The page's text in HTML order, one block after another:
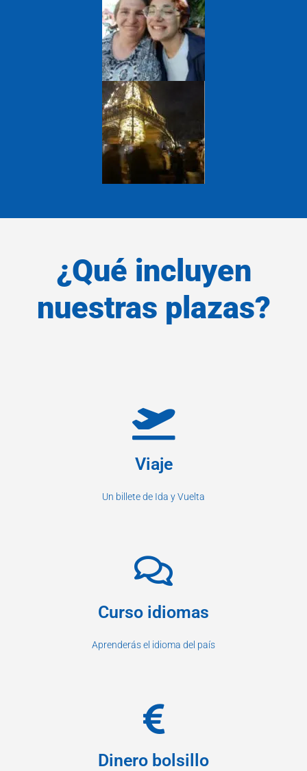
¿Qué incluyen
nuestras plazas?
Viaje
Un billete de Ida y Vuelta
Curso idiomas
Aprenderás el idioma del país
Dinero bolsillo